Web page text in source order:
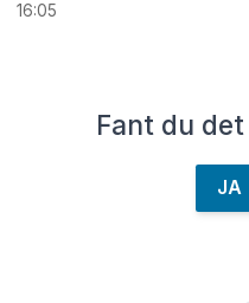
16:05
Fant du
JA